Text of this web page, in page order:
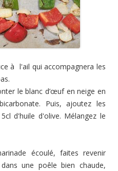
à l'ail qui accompagnera les
le blanc d’œuf en neige en
Puis, ajoutez les
d'huile d'olive. Mélangez le
écoulé, faites revenir
une poêle bien chaude,